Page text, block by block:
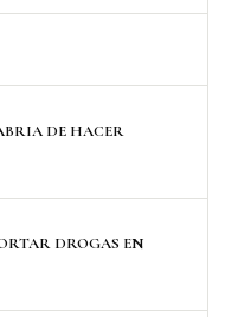
DE HACER
DROGAS EN